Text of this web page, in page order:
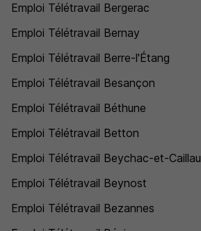
Emploi Télétravail Bergerac
Emploi Télétravail Bernay
Emploi Télétravail Berre-l'Étang
Emploi Télétravail Besançon
Emploi Télétravail Béthune
Emploi Télétravail Betton
Emploi Télétravail Beychac-et-Caillau
Emploi Télétravail Beynost
Emploi Télétravail Bezannes